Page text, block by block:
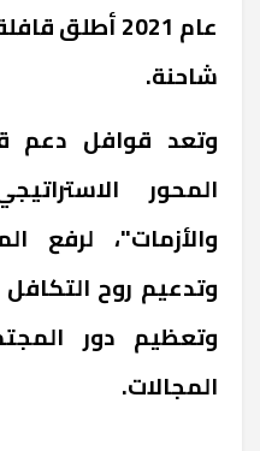
شاحنة.
وتعد قوافل دعم
المحور
والأزمات"، لرفع
وتدعيم روح
وتعظيم دور
المجالات.